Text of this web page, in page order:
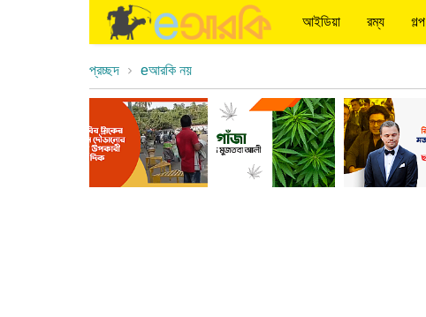
আইডিয়া রম্য গল্প
প্রচ্ছদ eআরকি নয়